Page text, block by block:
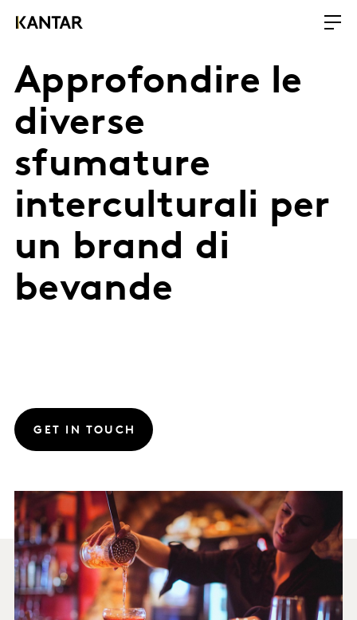
Approfondire le
diverse
sfumature
interculturali per
un brand di
bevande
GET IN TOUCH